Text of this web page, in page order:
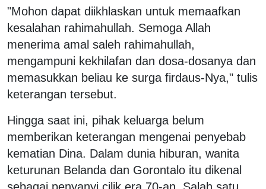
"Mohon dapat diikhlaskan untuk memaafkan
kesalahan rahimahullah. Semoga Allah
menerima amal saleh rahimahullah,
mengampuni kekhilafan dan dosa-dosanya dan
memasukkan beliau ke surga firdaus-Nya," tulis
keterangan tersebut.
Hingga saat ini, pihak keluarga belum
memberikan keterangan mengenai penyebab
kematian Dina. Dalam dunia hiburan, wanita
keturunan Belanda dan Gorontalo itu dikenal